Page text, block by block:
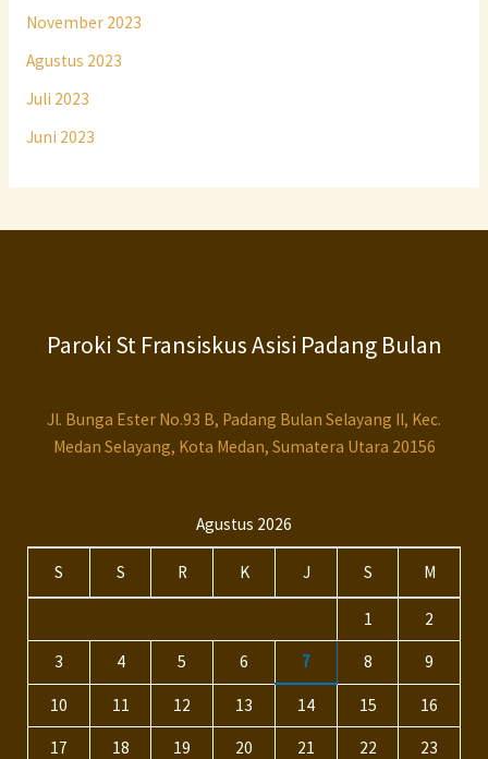
November 2023
Agustus 2023
Juli 2023
Juni 2023
Paroki St Fransiskus Asisi Padang Bulan
Jl. Bunga Ester No.93 B, Padang Bulan Selayang II, Kec.
Medan Selayang, Kota Medan, Sumatera Utara 20156
Agustus 2026
S S R K J S M
1 2
3 4 5 6 7 8 9
10 11 12 13 14 15 16
17 18 19 20 21 22 23